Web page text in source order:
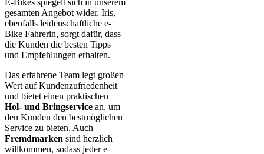
E-Bikes spiegelt sich in unserem
gesamten Angebot wider. Iris,
ebenfalls leidenschaftliche e-
Bike Fahrerin, sorgt dafür, dass
die Kunden die besten Tipps
und Empfehlungen erhalten.
Das erfahrene Team legt großen
Wert auf Kundenzufriedenheit
und bietet einen praktischen
Hol- und Bringservice an, um
den Kunden den bestmöglichen
Service zu bieten. Auch
Fremdmarken sind herzlich
willkommen, sodass jeder e-